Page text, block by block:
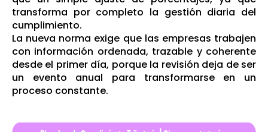
transforma por completo la gestión diaria del
cumplimiento.
La nueva norma exige que las empresas trabajen
con información ordenada, trazable y coherente
desde el primer día, porque la revisión deja de ser
un evento anual para transformarse en un
proceso constante.